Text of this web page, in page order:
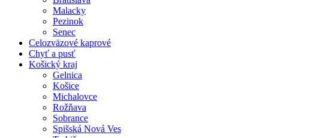
Malacky
Pezinok
Senec
Celozväzové kaprové
Chyť a pusť
Košický kraj
Gelnica
Košice
Michalovce
Rožňava
Sobrance
Spišská Nová Ves